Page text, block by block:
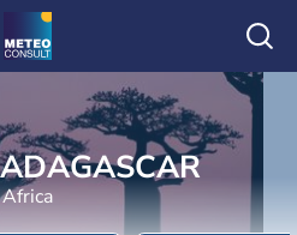
Africa